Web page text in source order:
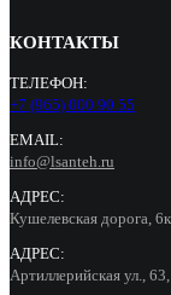
КОНТАКТЫ
ТЕЛЕФОН:
+7 (965) 000 90 55
EMAIL:
info@lsanteh.ru
АДРЕС:
Кушелевская дорога,
АДРЕС:
Артиллерийская ул.,